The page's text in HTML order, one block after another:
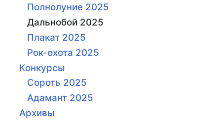
Полнолуние 2025
Дальнобой 2025
Плакат 2025
Рок-охота 2025
Конкурсы
Сороть 2025
Адамант 2025
Архивы